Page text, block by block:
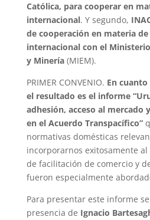
Católica, para cooperar en
internacional. Y segundo,
de cooperación en materia
internacional con el
y Minería(MIEM).
PRIMER CONVENIO. En
el resultado es el informe
adhesión, acceso al mercado
en el Acuerdo Transpacífico”
normativas domésticas
incorporarnos exitosamente
de facilitación de comercio y
fueron especialmente
Para presentar este informe
presencia de Ignacio